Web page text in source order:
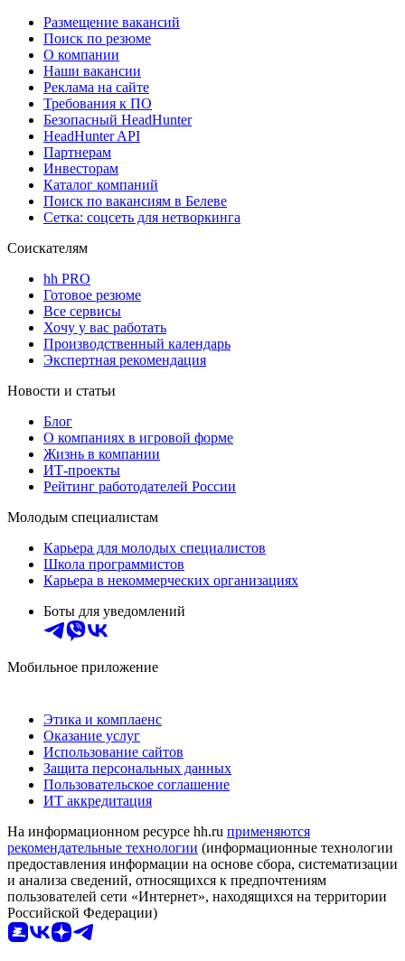
Размещение вакансий
Поиск по резюме
О компании
Наши вакансии
Реклама на сайте
Требования к ПО
Безопасный HeadHunter
HeadHunter API
Партнерам
Инвесторам
Каталог компаний
Поиск по вакансиям в Белеве
Сетка: соцсеть для нетворкинга
Соискателям
hh PRO
Готовое резюме
Все сервисы
Хочу у вас работать
Производственный календарь
Экспертная рекомендация
Новости и статьи
Блог
О компаниях в игровой форме
Жизнь в компании
ИТ-проекты
Рейтинг работодателей России
Молодым специалистам
Карьера для молодых специалистов
Школа программистов
Карьера в некоммерческих организациях
Боты для уведомлений
Мобильное приложение
Этика и комплаенс
Оказание услуг
Использование сайтов
Защита персональных данных
Пользовательское соглашение
ИТ аккредитация
На информационном ресурсе hh.ru применяются
рекомендательные технологии (информационные технологии
предоставления информации на основе сбора, систематизации
и анализа сведений, относящихся к предпочтениям
пользователей сети «Интернет», находящихся на территории
Российской Федерации)